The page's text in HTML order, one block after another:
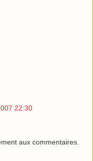
22:30
aux commentaires.